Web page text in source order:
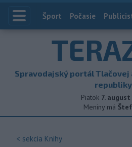
Index
Šport Počasie
Spravodajský portál
republiky
Piatok 7.
Meniny má
< sekcia Knihy